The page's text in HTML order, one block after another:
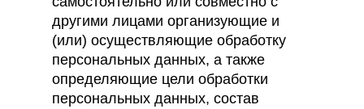
другими лицами организующие и
(или) осуществляющие обработку
персональных данных, а также
определяющие цели обработки
персональных данных, состав